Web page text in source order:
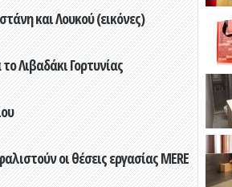
και Λουκού (εικόνες)
Λιβαδάκι Γορτυνίας
οι θέσεις εργασίας MERE